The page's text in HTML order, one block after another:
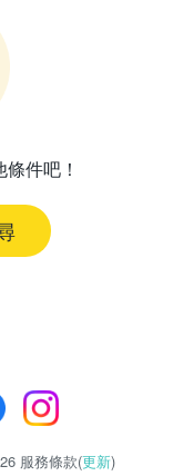
件吧！
服務條款(更新)